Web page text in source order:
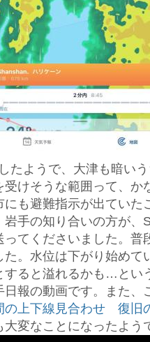
たようで、大津も暗い
けそうな範囲って、か
も避難指示が出ていた
手の知り合いの方が、
てくださいました。普
。水位は下がり始めて
すると溢れるかも…とい
報の動画です。また、
の上下線見合わせ 復旧
変なことになったよう